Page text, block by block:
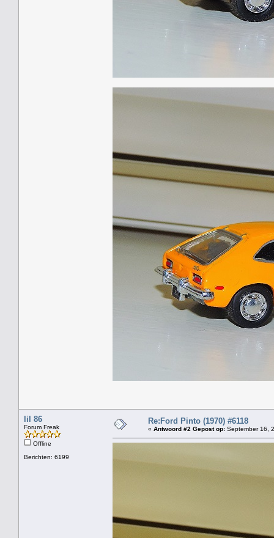
lil 86
Forum Freak
Offline
Berichten: 6199
Re:Ford Pinto (1970) #6118
« Antwoord #2 Gepost op: September 16,